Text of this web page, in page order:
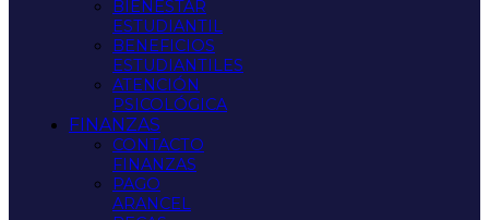
BIENESTAR
ESTUDIANTIL
BENEFICIOS
ESTUDIANTILES
ATENCIÓN
PSICOLÓGICA
FINANZAS
CONTACTO
FINANZAS
PAGO
ARANCEL